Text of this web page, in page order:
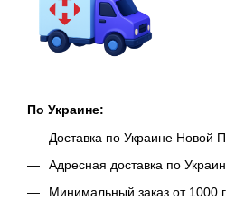
По Украине:
Доставка по Украине Новой
Адресная доставка по
Минимальный заказ от 1000